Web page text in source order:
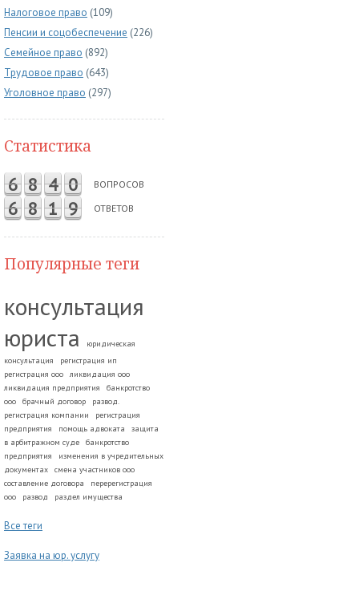
Налоговое право (109)
Пенсии и соцобеспечение (226)
Семейное право (892)
Трудовое право (643)
Уголовное право (297)
Статистика
6 8 4 0 ВОПРОСОВ
6 8 1 9 ОТВЕТОВ
Популярные теги
консультация
юриста
юридическая
консультация
регистрация ип
регистрация ооо
ликвидация ооо
ликвидация предприятия
банкротство
ооо
брачный договор
развод.
регистрация компании
регистрация
предприятия
помощь адвоката
защита
в арбитражном суде
банкротство
предприятия
изменения в учредительных
документах
смена участников ооо
составление договора
перерегистрация
ооо
развод раздел имущества
Все теги
Заявка на юр. услугу